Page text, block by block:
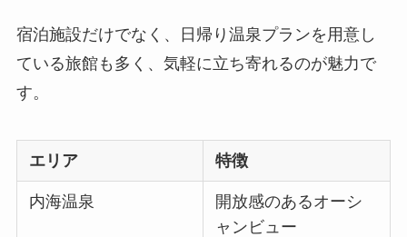
宿泊施設だけでなく、日帰り温泉プランを用意し
ている旅館も多く、気軽に立ち寄れるのが魅力で
す。
エリア 特徴
内海温泉
開放感のあるオーシ
ャンビュー